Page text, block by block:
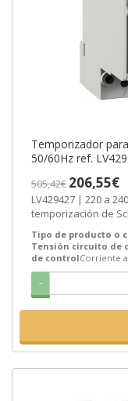
Temporizador
50/60Hz ref.
505,42€ 206,55€
LV429427 | 220 a 240 V Corriente alterna (AC, CA)
temporización de
Tipo de producto o
Tensión circuito de
de controlCorriente
-